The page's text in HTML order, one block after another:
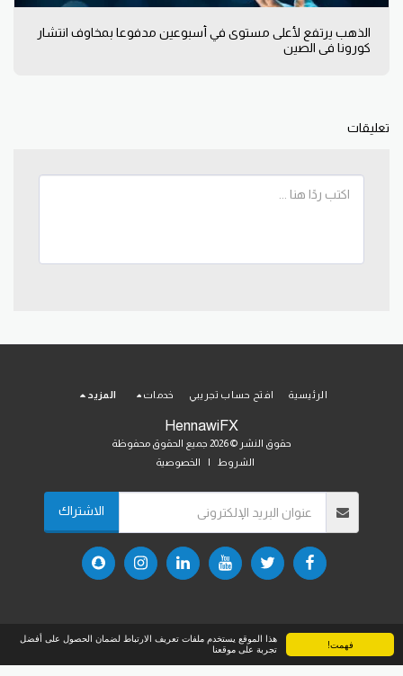
فهمت!
هذا الموقع يستخدم ملفات تعريف الارتباط لضمان الحصول على أفضل
تجربة على موقعنا
الذهب يرتفع لأعلى مستوى في أسبوعين مدفوعا بمخاوف انتشار
كورونا في الصين
تعليقات
HennawiFX
حقوق النشر © 2026 جميع الحقوق محفوظة
الشروط
| الخصوصية
الرئيسية افتح حساب تجريبي خدمات المزيد
الاشتراك